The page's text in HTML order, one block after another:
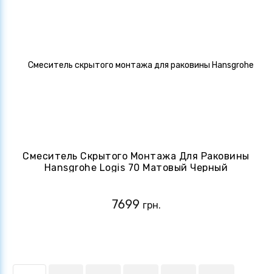
Смеситель Скрытого Монтажа Для Раковины
Hansgrohe Logis 70 Матовый Черный
7699 грн.